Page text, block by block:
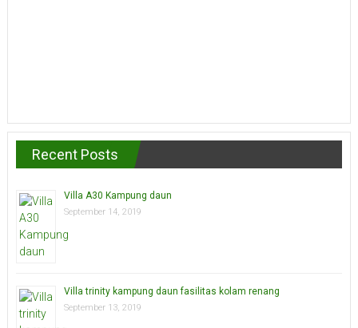
Recent Posts
Villa A30 Kampung daun
September 14, 2019
Villa trinity kampung daun fasilitas kolam renang
September 13, 2019